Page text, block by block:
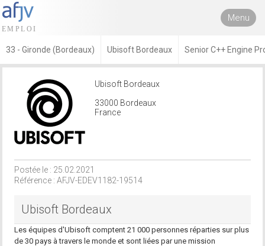
Menu
33 - Gironde (Bordeaux) Ubisoft Bordeaux Senior C++ Engine
Ubisoft Bordeaux
33000 Bordeaux
France
Postée le : 25.02.2021
Référence : AFJV-EDEV1182-19514
Ubisoft Bordeaux
Les équipes d'Ubisoft comptent 21 000 personnes réparties sur plus
de 30 pays à travers le monde et sont liées par une mission